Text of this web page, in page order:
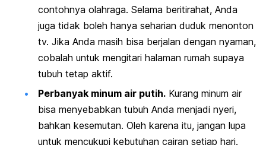
contohnya olahraga. Selama beritirahat, Anda
juga tidak boleh hanya seharian duduk menonton
tv. Jika Anda masih bisa berjalan dengan nyaman,
cobalah untuk mengitari halaman rumah supaya
tubuh tetap aktif.
Perbanyak minum air putih. Kurang minum air
bisa menyebabkan tubuh Anda menjadi nyeri,
bahkan kesemutan. Oleh karena itu, jangan lupa
untuk mencukupi kebutuhan cairan setiap hari.